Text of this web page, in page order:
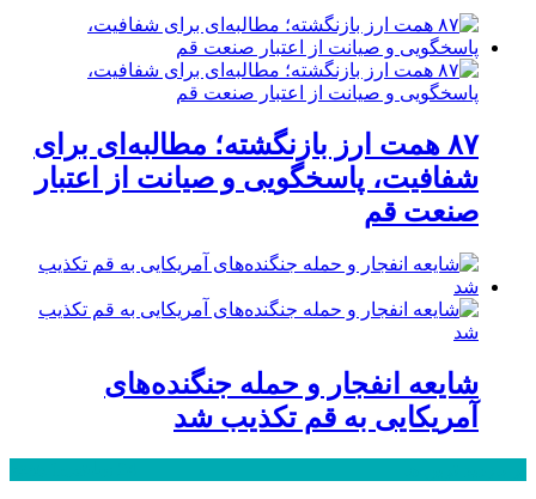
۸۷ همت ارز بازنگشته؛ مطالبه‌ای برای
شفافیت، پاسخگویی و صیانت از اعتبار
صنعت قم
شایعه انفجار و حمله جنگنده‌های
آمریکایی به قم تکذیب شد